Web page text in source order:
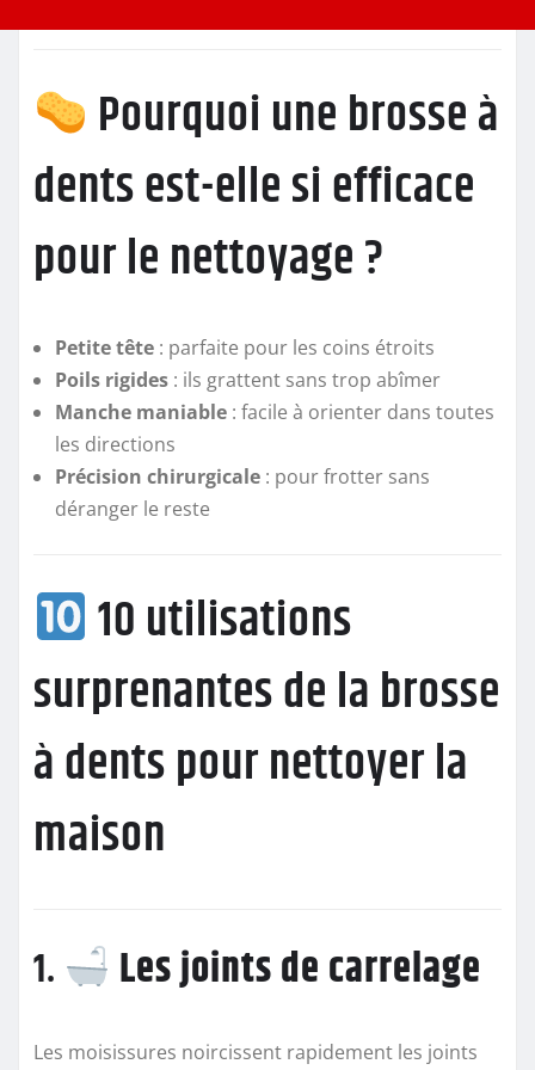
Pourquoi une brosse à
dents est-elle si efficace
pour le nettoyage ?
Petite tête : parfaite pour les coins étroits
Poils rigides : ils grattent sans trop abîmer
Manche maniable : facile à orienter dans toutes
les directions
Précision chirurgicale : pour frotter sans
déranger le reste
10 utilisations
surprenantes de la brosse
à dents pour nettoyer la
maison
1. Les joints de carrelage
Les moisissures noircissent rapidement les joints